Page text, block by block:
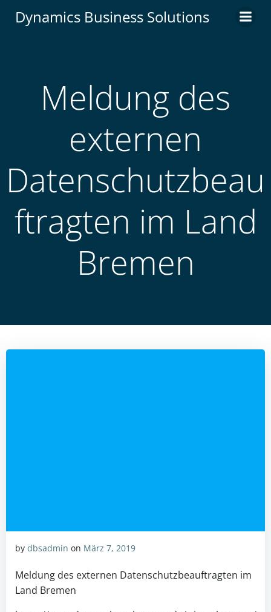
Inhalt
Dynamics Business Solutions
Meldung des
externen
Datenschutzbeau
ftragten im Land
Bremen
by dbsadmin on März 7, 2019
Meldung des externen Datenschutzbeauftragten im
Land Bremen